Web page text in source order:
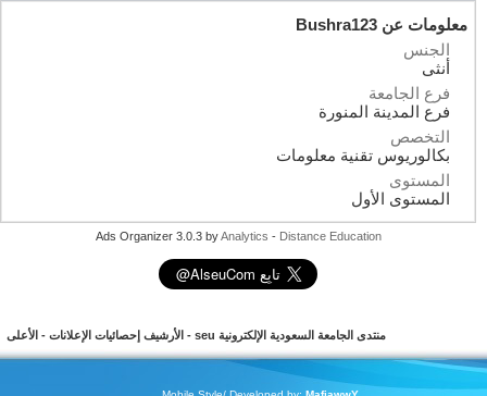
معلومات عن Bushra123
الجنس
أنثى
فرع الجامعة
فرع المدينة المنورة
التخصص
بكالوريوس تقنية معلومات
المستوى
المستوى الأول
Ads Organizer 3.0.3 byAnalytics -Distance Education
منتدى الجامعة السعودية الإلكترونية seu - الأرشيف إحصائيات الإعلانات- الأعلى